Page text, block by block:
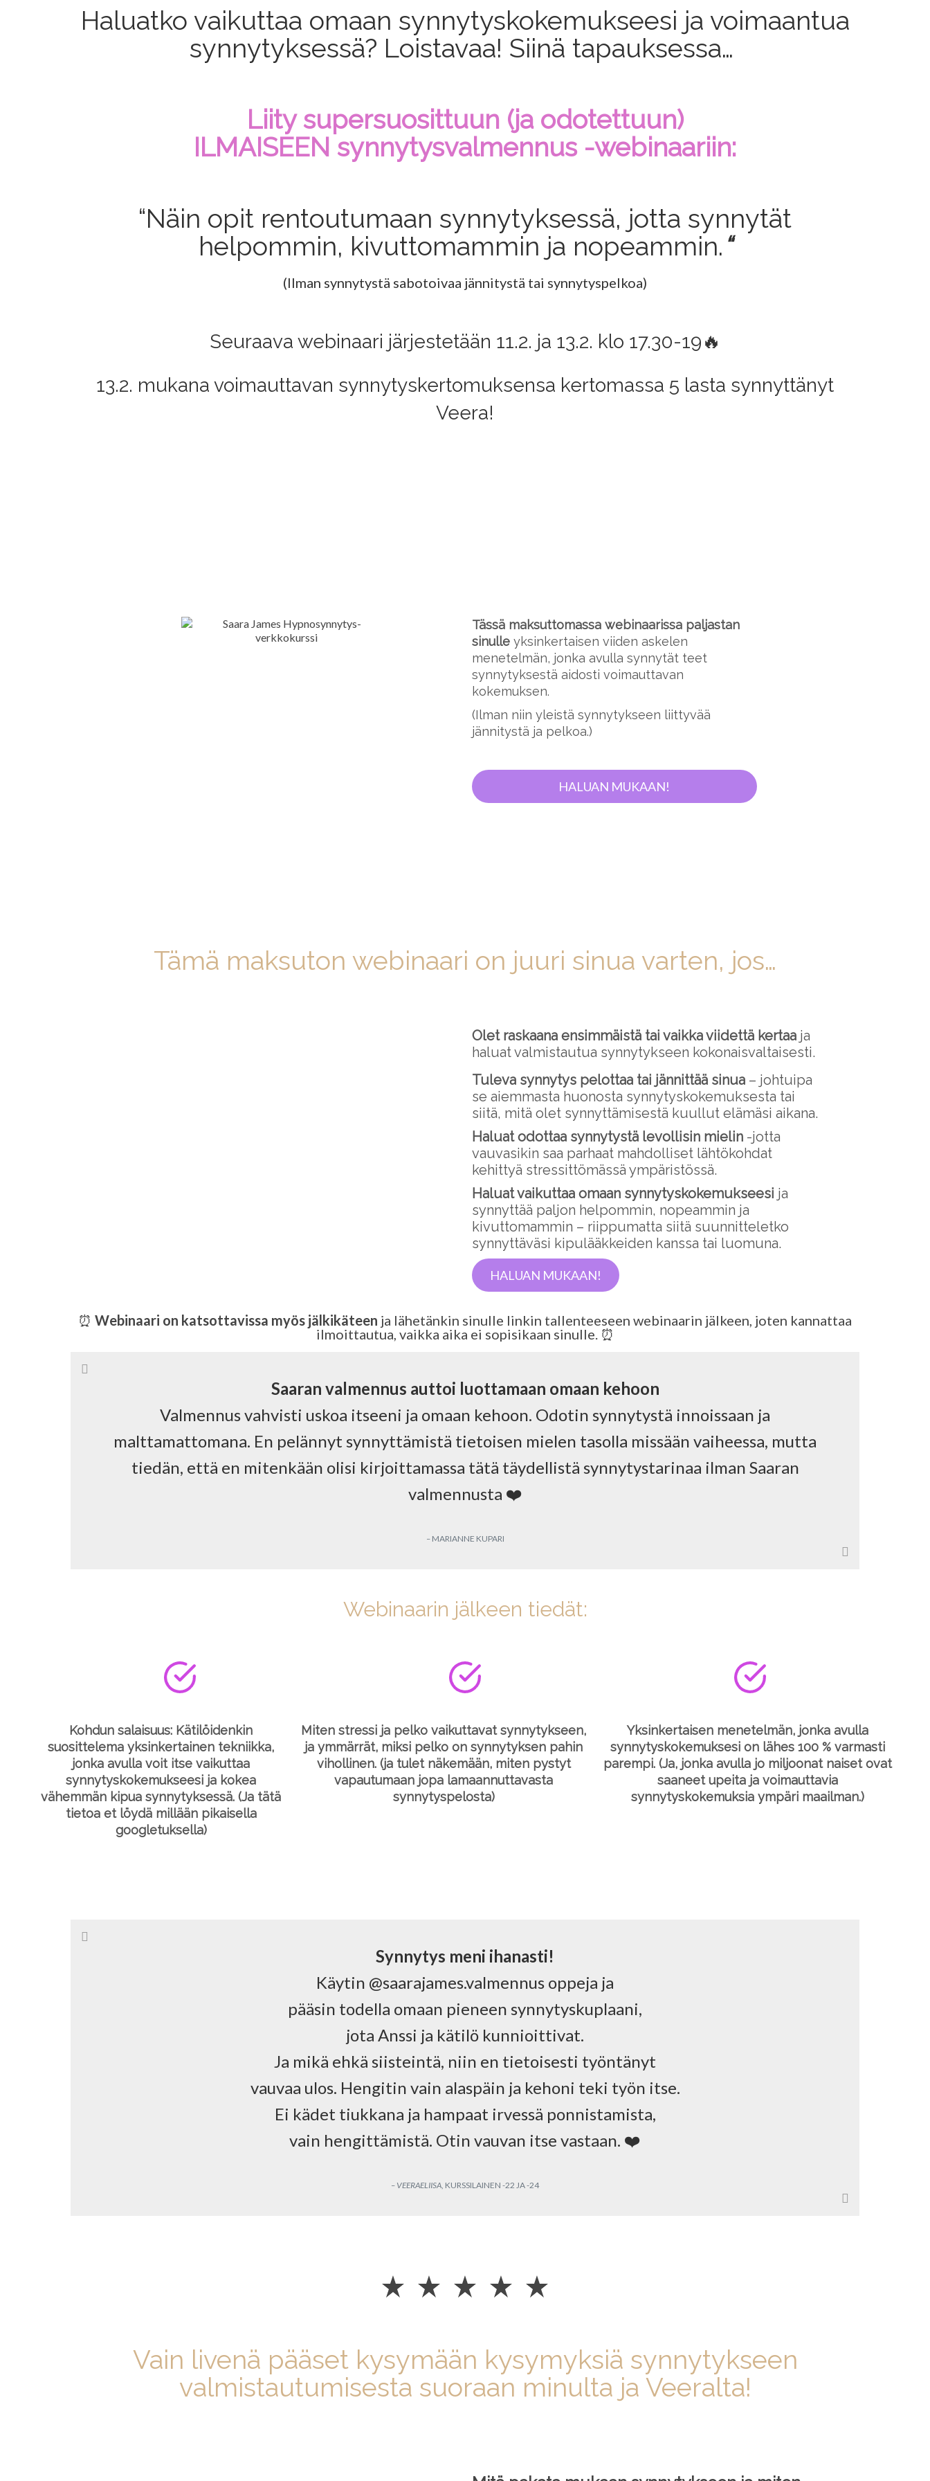
Haluatko vaikuttaa omaan synnytyskokemukseesi ja voimaantua
synnytyksessä? Loistavaa! Siinä tapauksessa…
Liity supersuosittuun (ja odotettuun)
ILMAISEEN synnytysvalmennus -webinaariin:
“Näin opit rentoutumaan synnytyksessä, jotta synnytät
helpommin, kivuttomammin ja nopeammin. “
(Ilman synnytystä sabotoivaa jännitystä tai synnytyspelkoa)
Seuraava webinaari järjestetään 11.2. ja 13.2. klo 17.30-19🔥
13.2. mukana voimauttavan synnytyskertomuksensa kertomassa 5 lasta synnyttänyt
Veera!
Tässä maksuttomassa webinaarissa paljastan
sinulle yksinkertaisen viiden askelen
menetelmän, jonka avulla synnytät teet
synnytyksestä aidosti voimauttavan
kokemuksen.
(Ilman niin yleistä synnytykseen liittyvää
jännitystä ja pelkoa.)
HALUAN MUKAAN!
Tämä maksuton webinaari on juuri sinua varten, jos…
Olet raskaana ensimmäistä tai vaikka viidettä kertaa ja
haluat valmistautua synnytykseen kokonaisvaltaisesti.
Tuleva synnytys pelottaa tai jännittää sinua – johtuipa
se aiemmasta huonosta synnytyskokemuksesta tai
siitä, mitä olet synnyttämisestä kuullut elämäsi aikana.
Haluat odottaa synnytystä levollisin mielin -jotta
vauvasikin saa parhaat mahdolliset lähtökohdat
kehittyä stressittömässä ympäristössä.
Haluat vaikuttaa omaan synnytyskokemukseesi ja
synnyttää paljon helpommin, nopeammin ja
kivuttomammin – riippumatta siitä suunnitteletko
synnyttäväsi kipulääkkeiden kanssa tai luomuna.
HALUAN MUKAAN!
⏰ Webinaari on katsottavissa myös jälkikäteen ja lähetänkin sinulle linkin tallenteeseen webinaarin jälkeen, joten kannattaa
ilmoittautua, vaikka aika ei sopisikaan sinulle. ⏰
Saaran valmennus auttoi luottamaan omaan kehoon
Valmennus vahvisti uskoa itseeni ja omaan kehoon. Odotin synnytystä innoissaan ja
malttamattomana. En pelännyt synnyttämistä tietoisen mielen tasolla missään vaiheessa, mutta
tiedän, että en mitenkään olisi kirjoittamassa tätä täydellistä synnytystarinaa ilman Saaran
valmennusta ❤️
– MARIANNE KUPARI
Webinaarin jälkeen tiedät:
Kohdun salaisuus: Kätilöidenkin
suosittelema yksinkertainen tekniikka,
jonka avulla voit itse vaikuttaa
synnytyskokemukseesi ja kokea
vähemmän kipua synnytyksessä. (Ja tätä
tietoa et löydä millään pikaisella
googletuksella)
Miten stressi ja pelko vaikuttavat synnytykseen,
ja ymmärrät, miksi pelko on synnytyksen pahin
vihollinen. (ja tulet näkemään, miten pystyt
vapautumaan jopa lamaannuttavasta
synnytyspelosta)
Yksinkertaisen menetelmän, jonka avulla
synnytyskokemuksesi on lähes 100 % varmasti
parempi. (Ja, jonka avulla jo miljoonat naiset ovat
saaneet upeita ja voimauttavia
synnytyskokemuksia ympäri maailman.)
Synnytys meni ihanasti!
Käytin @saarajames.valmennus oppeja ja
pääsin todella omaan pieneen synnytyskuplaani,
jota Anssi ja kätilö kunnioittivat.
Ja mikä ehkä siisteintä, niin en tietoisesti työntänyt
vauvaa ulos. Hengitin vain alaspäin ja kehoni teki työn itse.
Ei kädet tiukkana ja hampaat irvessä ponnistamista,
vain hengittämistä. Otin vauvan itse vastaan. ❤️
– VEERAELIISA, KURSSILAINEN -22 JA -24
Vain livenä pääset kysymään kysymyksiä synnytykseen
valmistautumisesta suoraan minulta ja Veeralta!